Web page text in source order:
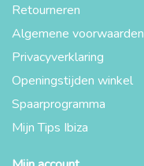
Retourneren
Algemene voorwaarden
Privacyverklaring
Openingstijden winkel
Spaarprogramma
Mijn Tips Ibiza